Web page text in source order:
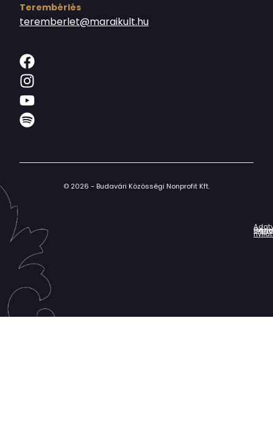
Terembérlés
teremberlet@maraikult.hu
© 2026 - Budavári Közösségi Nonprofit Kft.